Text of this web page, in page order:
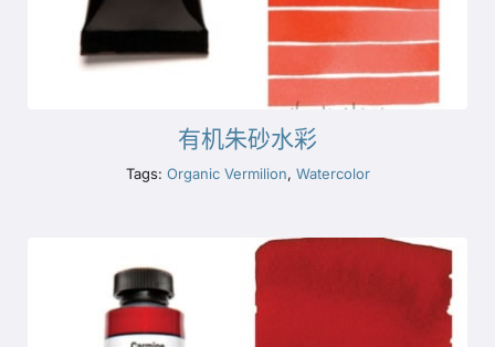
有机朱砂水彩
Tags: Organic Vermilion, Watercolor